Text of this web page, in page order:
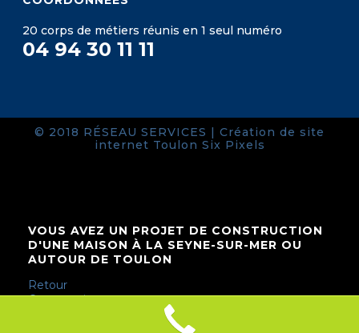
20 corps de métiers réunis en 1 seul numéro
04 94 30 11 11
© 2018 RÉSEAU SERVICES | Création de site
internet Toulon Six Pixels
VOUS AVEZ UN PROJET DE CONSTRUCTION
D'UNE MAISON À LA SEYNE-SUR-MER OU
AUTOUR DE TOULON
Retour
Construction